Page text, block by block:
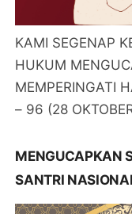
KAMI SEGENAP
HUKUM
MEMPERINGATI
– 96 (28
MENGUCAPKAN
SANTRI